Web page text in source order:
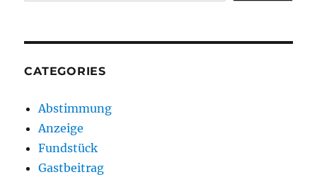
CATEGORIES
Abstimmung
Anzeige
Fundstück
Gastbeitrag